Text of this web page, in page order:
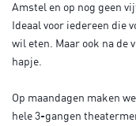
Amstel en op nog geen
Ideaal voor iedereen die
wil eten. Maar ook na de
hapje.
Op maandagen maken
hele 3-gangen